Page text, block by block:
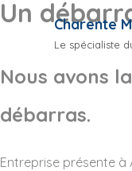
Charente
Le spécialiste
Un
Nous avons
débarras.
Entreprise présente à